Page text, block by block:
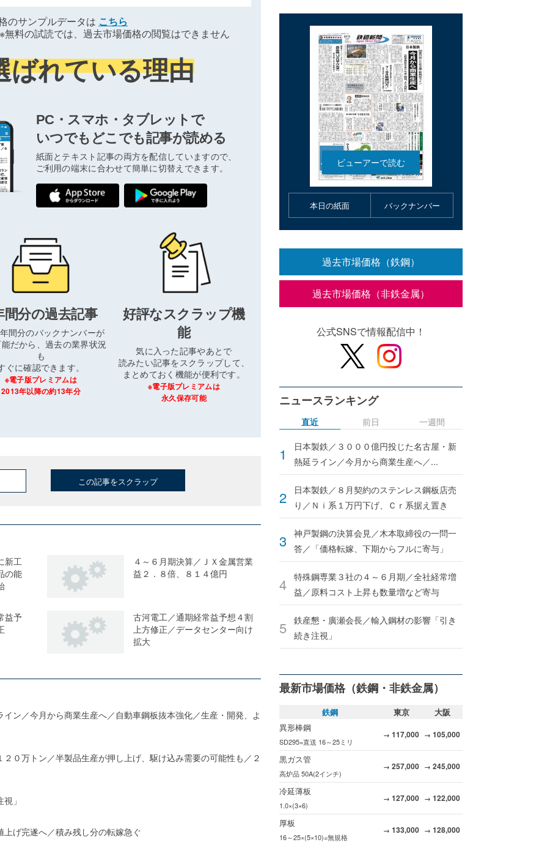
のサンプルデータは こちら
※無料の試読では、過去市場価格の閲覧はできません
ばれている理由
PC・スマホ・タブレットで
いつでもどこでも記事が読める
紙面とテキスト記事の両方を配信していますので、
ご利用の端末に合わせて簡単に切替えできます。
間分の過去記事
間分のバックナンバーが
だから、過去の業界状況
も
ぐに確認できます。
※電子版プレミアムは
2013年以降の約13年分
好評なスクラップ機
能
気に入った記事やあとで
読みたい記事をスクラップして、
まとめておく機能が便利です。
※電子版プレミアムは
永久保存可能
この記事をスクラップ
新工
の能
４～６月期決算／ＪＸ金属営業
益２．８倍、８１４億円
益予
古河電工／通期経常益予想４割
上方修正／データセンター向け
拡大
ン／今月から商業生産へ／自動車鋼板抜本強化／生産・開発、よ
０万トン／半製品生産が押し上げ、駆け込み需要の可能性も／２
」
げ完遂へ／積み残し分の転嫁急ぐ
本日の紙面 バックナンバー
過去市場価格（鉄鋼）
過去市場価格（非鉄金属）
公式SNSで情報配信中！
ニュースランキング
直近
日本製鉄／３０００億円投じた名古屋・新
熱延ライン／今月から商業生産へ／...
日本製鉄／８月契約のステンレス鋼板店売
り／Ｎｉ系１万円下げ、Ｃｒ系据え置き
神戸製鋼の決算会見／木本取締役の一問一
答／「価格転嫁、下期からフルに寄与」
特殊鋼専業３社の４～６月期／全社経常増
益／原料コスト上昇も数量増など寄与
鉄産懇・廣瀬会長／輸入鋼材の影響「引き
続き注視」
前日 一週間
最新市場価格（鉄鋼・非鉄金属）
鉄鋼 東京
大阪
異形棒鋼
SD295=直送 16～25ミリ
→ 117,000 → 105,000
黒ガス管
高炉品 50A(2インチ)
→ 257,000 → 245,000
冷延薄板
1.0×(3×6)
→ 127,000 → 122,000
厚板
16～25×(5×10)=無規格
→ 133,000 → 128,000